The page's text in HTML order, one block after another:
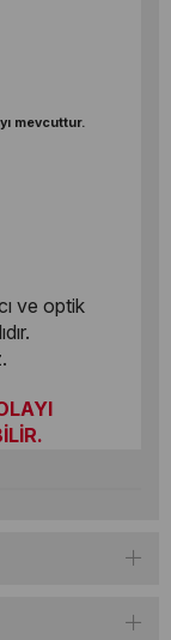
mevcuttur.
ve optik